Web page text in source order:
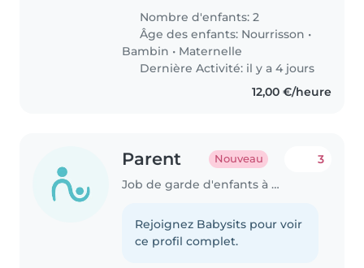
en pleine forme !! curieux et
rigolo on cherche la perle rare,
pro active pour..
Nombre d'enfants: 2
Âge des enfants: Nourrisson •
Bambin • Maternelle
Dernière Activité: il y a 4 jours
12,00 €/heure
Parent Nouveau
Job de garde d'enfants à Puteaux
3
Rejoignez Babysits pour voir
ce profil complet.